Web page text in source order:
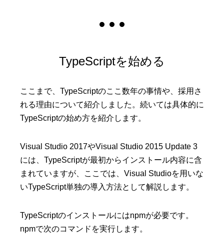
TypeScriptを始める
ここまで、TypeScriptのここ数年の事情や、採用さ
れる理由について紹介しました。続いては具体的に
TypeScriptの始め方を紹介します。
Visual Studio 2017やVisual Studio 2015 Update 3
には、TypeScriptが最初からインストール内容に含
まれていますが、ここでは、Visual Studioを用いな
いTypeScript単独の導入方法として解説します。
TypeScriptのインストールにはnpmが必要です。
npmで次のコマンドを実行します。